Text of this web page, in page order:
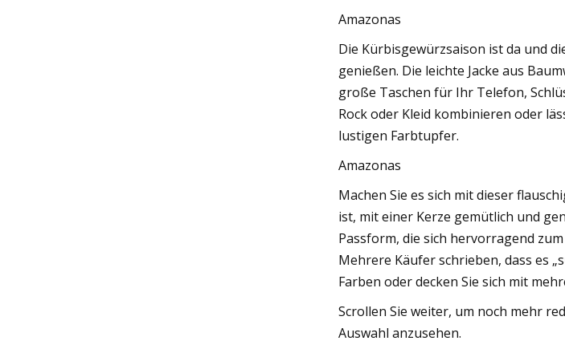
Amazonas
Die Kürbisgewürzsaison ist da und
genießen. Die leichte Jacke aus
große Taschen für Ihr Telefon,
Rock oder Kleid kombinieren oder
lustigen Farbtupfer.
Amazonas
Machen Sie es sich mit dieser
ist, mit einer Kerze gemütlich und
Passform, die sich hervorragend
Mehrere Käufer schrieben, dass es
Farben oder decken Sie sich mit
Scrollen Sie weiter, um noch mehr
Auswahl anzusehen.